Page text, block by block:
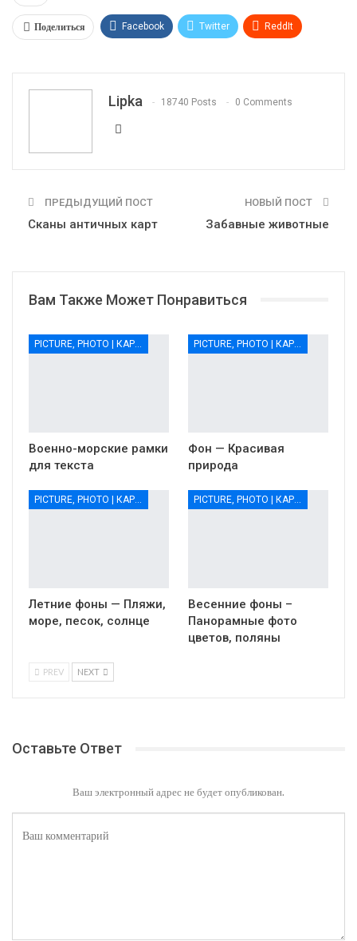
Поделиться Facebook Twitter ReddIt
Lipka 18740 Posts 0 Comments
ПРЕДЫДУЩИЙ ПОСТ
Сканы античных карт
НОВЫЙ ПОСТ
Забавные животные
Вам Также Может Понравиться
Военно-морские рамки
для текста
Фон — Красивая
природа
PICTURE, PHOTO | КАРТИНКИ, ФОТО
Летние фоны — Пляжи,
море, песок, солнце
PICTURE, PHOTO | КАРТИНКИ, ФОТО
Весенние фоны –
Панорамные фото
цветов, поляны
PREV NEXT
Оставьте Ответ
Ваш электронный адрес не будет опубликован.